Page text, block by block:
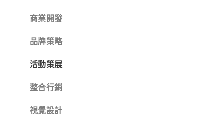
商業開發
品牌策略
活動策展
整合行銷
視覺設計